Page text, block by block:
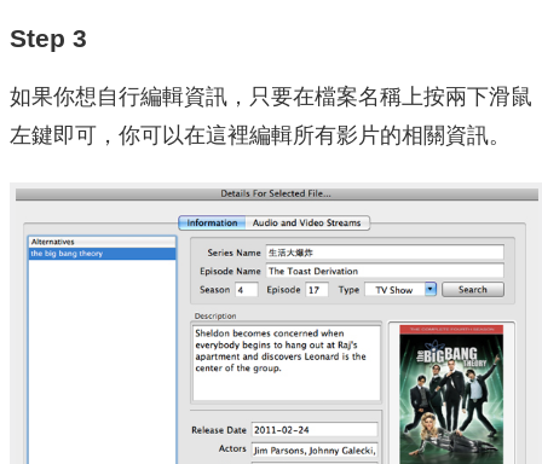
Step 3
如果你想自行編輯資訊，只要在檔案名稱上按兩下滑鼠
左鍵即可，你可以在這裡編輯所有影片的相關資訊。